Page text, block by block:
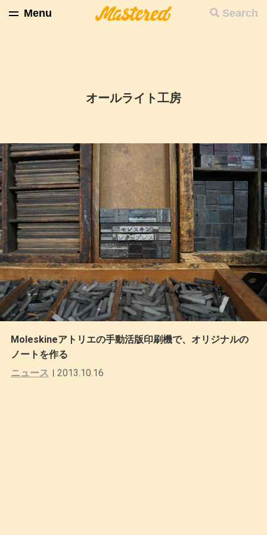
Search
Menu
オールライト工房
Moleskineアトリエの手動活版印刷機で、オリジナルの
ノートを作る
ニュース
2013.10.16